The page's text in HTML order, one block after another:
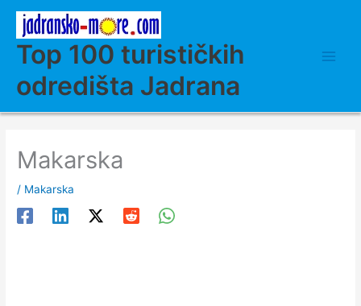
contentTop 100 turističkih
odredišta Jadrana
Makarska
/ Makarska